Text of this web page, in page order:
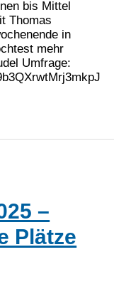
bis Mittel
Thomas
in
mehr
Umfrage:
–
Plätze